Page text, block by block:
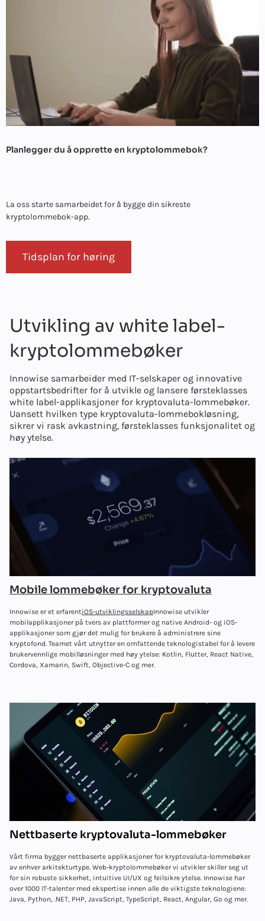
Planlegger du å opprette en kryptolommebok?
La oss starte samarbeidet for å bygge din sikreste
kryptolommebok-app.
Tidsplan for høring
Utvikling av white label-
kryptolommebøker
Innowise samarbeider med IT-selskaper og innovative
oppstartsbedrifter for å utvikle og lansere førsteklasses
white label-applikasjoner for kryptovaluta-lommebøker.
Uansett hvilken type kryptovaluta-lommebokløsning,
sikrer vi rask avkastning, førsteklasses funksjonalitet og
høy ytelse.
Mobile lommebøker for kryptovaluta
Innowise er et erfarentiOS-utviklingsselskapInnowise utvikler
mobilapplikasjoner på tvers av plattformer og native Android- og iOS-
applikasjoner som gjør det mulig for brukere å administrere sine
kryptofond. Teamet vårt utnytter en omfattende teknologistabel for å levere
brukervennlige mobilløsninger med høy ytelse: Kotlin, Flutter, React Native,
Cordova, Xamarin, Swift, Objective-C og mer.
Nettbaserte kryptovaluta-lommebøker
Vårt firma bygger nettbaserte applikasjoner for kryptovaluta-lommebøker
av enhver arkitekturtype. Web-kryptolommebøker vi utvikler skiller seg ut
for sin robuste sikkerhet, intuitive UI/UX og feilsikre ytelse. Innowise har
over 1000 IT-talenter med ekspertise innen alle de viktigste teknologiene:
Java, Python, .NET, PHP, JavaScript, TypeScript, React, Angular, Go og mer.